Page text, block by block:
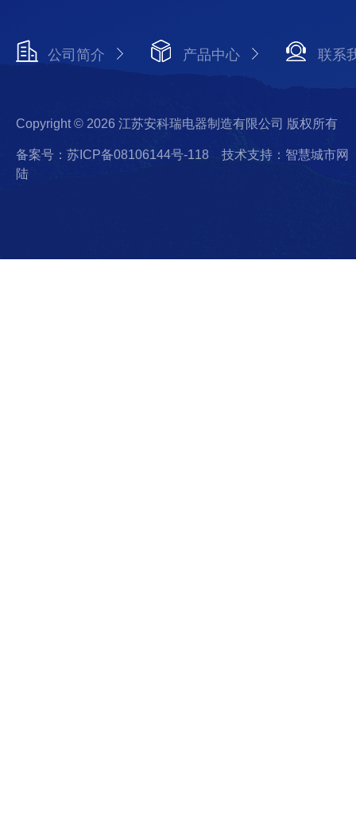
公司简介 产品中心 联系
Copyright © 2026 江苏安科瑞电器制造有限公司 版权所有
备案号：苏ICP备08106144号-118
技术支持：智慧城市网
陆